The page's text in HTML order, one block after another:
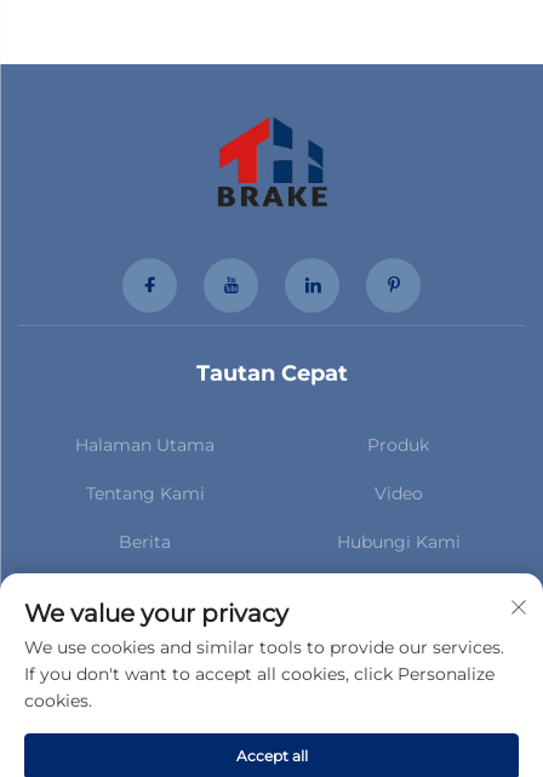
Tautan Cepat
Halaman Utama Produk
Tentang Kami Video
Berita Hubungi Kami
mendapatkan informasi
terbaru tentang berita kami
We value your privacy
We use cookies and similar tools to provide our services.
If you don't want to accept all cookies, click Personalize
cookies.
Accept all